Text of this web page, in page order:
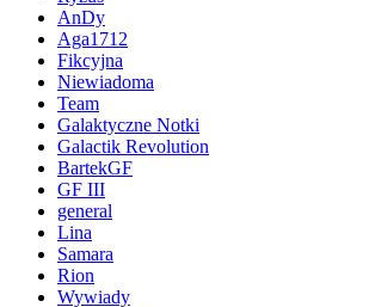
AnDy
Aga1712
Fikcyjna
Niewiadoma
Team
Galaktyczne Notki
Galactik Revolution
BartekGF
GF III
general
Lina
Samara
Rion
Wywiady